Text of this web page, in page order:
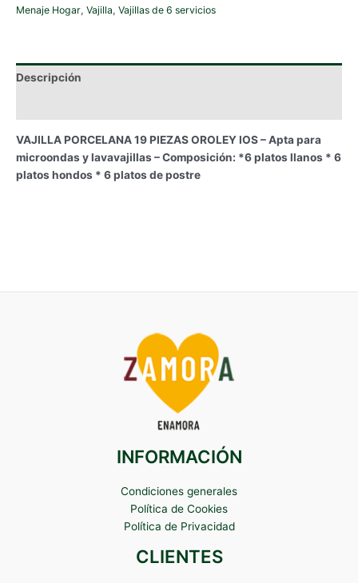
Menaje Hogar, Vajilla, Vajillas de 6 servicios
Descripción
VAJILLA PORCELANA 19 PIEZAS OROLEY IOS – Apta para
microondas y lavavajillas – Composición: *6 platos llanos * 6
platos hondos * 6 platos de postre
INFORMACIÓN
Condiciones generales
Política de Cookies
Política de Privacidad
CLIENTES